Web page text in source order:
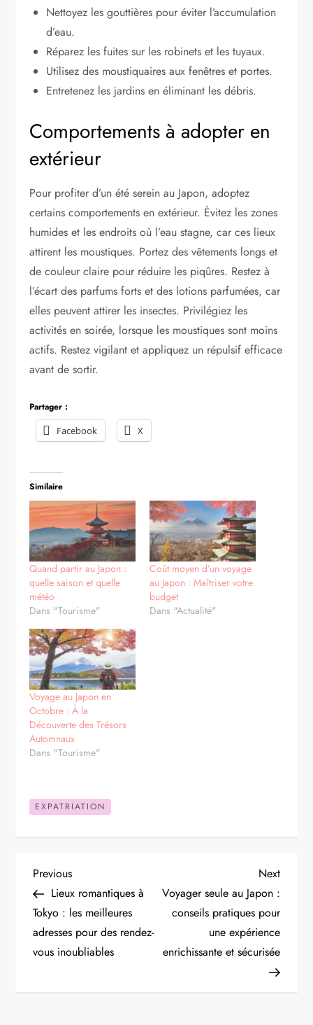
Nettoyez les gouttières pour éviter l’accumulation
d’eau.
Réparez les fuites sur les robinets et les tuyaux.
Utilisez des moustiquaires aux fenêtres et portes.
Entretenez les jardins en éliminant les débris.
Comportements à adopter en
extérieur
Pour profiter d’un été serein au Japon, adoptez
certains comportements en extérieur. Évitez les zones
humides et les endroits où l’eau stagne, car ces lieux
attirent les moustiques. Portez des vêtements longs et
de couleur claire pour réduire les piqûres. Restez à
l’écart des parfums forts et des lotions parfumées, car
elles peuvent attirer les insectes. Privilégiez les
activités en soirée, lorsque les moustiques sont moins
actifs. Restez vigilant et appliquez un répulsif efficace
avant de sortir.
Partager :
Facebook
X
Similaire
Quand partir au Japon :
quelle saison et quelle
météo
Dans "Tourisme"
Coût moyen d’un voyage
au Japon : Maîtriser votre
budget
Dans "Actualité"
Voyage au Japon en
Octobre : À la
Découverte des Trésors
Automnaux
Dans "Tourisme"
EXPATRIATION
N
a
v
Previous
Post
Previous
Lieux romantiques à
Tokyo : les meilleures
adresses pour des rendez-
vous inoubliables
Next
Post
Next
Voyager seule au Japon :
conseils pratiques pour
une expérience
enrichissante et sécurisée